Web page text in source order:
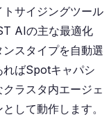
サイジングツール
AIの主な最適化
スタイプを自動選
ればSpotキャパシ
ラスタ内エージェ
して動作します。